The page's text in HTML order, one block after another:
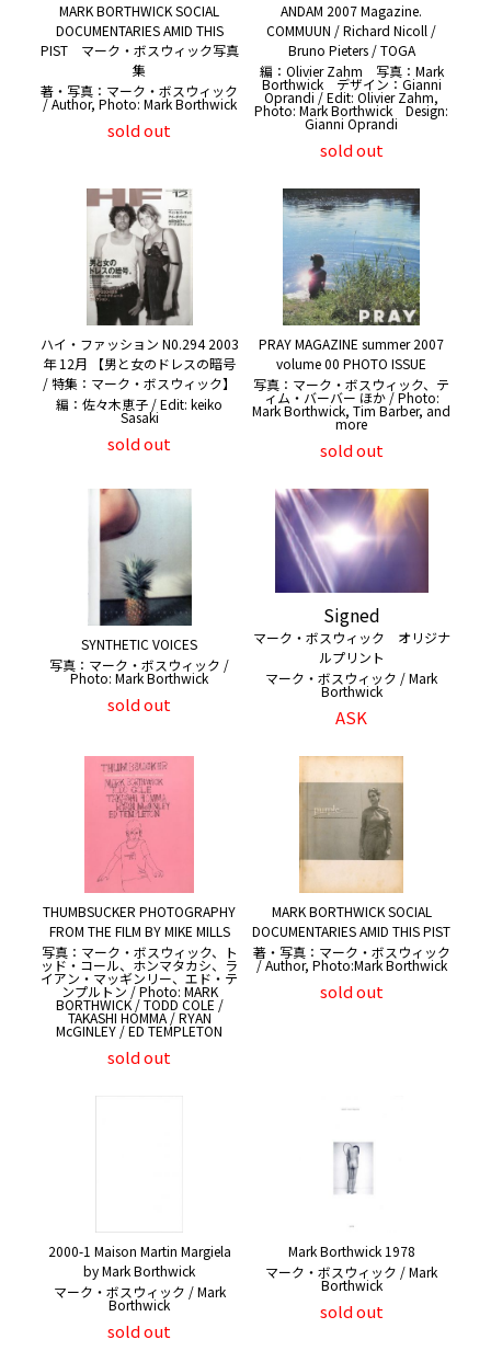
MARK BORTHWICK SOCIAL
DOCUMENTARIES AMID THIS
PIST マーク・ボスウィック写真
集
著・写真：マーク・ボスウィック
/ Author, Photo: Mark Borthwick
sold out
ANDAM 2007 Magazine.
COMMUUN / Richard Nicoll /
Bruno Pieters / TOGA
編：Olivier Zahm 写真：Mark
Borthwick デザイン：Gianni
Oprandi / Edit: Olivier Zahm,
Photo: Mark Borthwick Design:
Gianni Oprandi
sold out
ハイ・ファッション N0.294 2003
年 12月 【男と女のドレスの暗号
/ 特集：マーク・ボスウィック】
編：佐々木恵子 / Edit: keiko
Sasaki
sold out
PRAY MAGAZINE summer 2007
volume 00 PHOTO ISSUE
写真：マーク・ボスウィック、テ
ィム・バーバー ほか / Photo:
Mark Borthwick, Tim Barber, and
more
sold out
SYNTHETIC VOICES
写真：マーク・ボスウィック /
Photo: Mark Borthwick
sold out
Signed
マーク・ボスウィック オリジナ
ルプリント
マーク・ボスウィック / Mark
Borthwick
ASK
THUMBSUCKER PHOTOGRAPHY
FROM THE FILM BY MIKE MILLS
写真：マーク・ボスウィック、ト
ッド・コール、ホンマタカシ、ラ
イアン・マッギンリー、エド・テ
ンプルトン / Photo: MARK
BORTHWICK / TODD COLE /
TAKASHI HOMMA / RYAN
McGINLEY / ED TEMPLETON
sold out
MARK BORTHWICK SOCIAL
DOCUMENTARIES AMID THIS PIST
著・写真：マーク・ボスウィック
/ Author, Photo:Mark Borthwick
sold out
2000-1 Maison Martin Margiela
by Mark Borthwick
マーク・ボスウィック / Mark
Borthwick
sold out
Mark Borthwick 1978
マーク・ボスウィック / Mark
Borthwick
sold out